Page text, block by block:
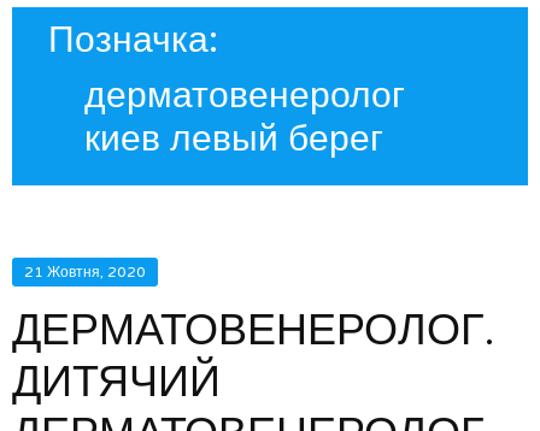
Позначка:
дерматовенеролог
киев левый берег
21 Жовтня, 2020
ДЕРМАТОВЕНЕРОЛОГ.
ДИТЯЧИЙ